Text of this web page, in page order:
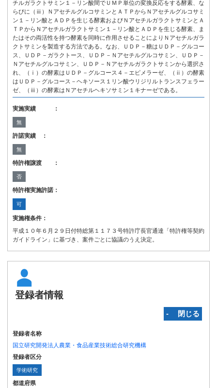
チルガラクトサミン１－リン酸間でＵＭＰ単位の変換反応をする酵素、な
らびに（ⅲ）ＮアセチルグルコサミンとＡＴＰからＮアセチルグルコサミ
ン１－リン酸とＡＤＰを生じる酵素およびＮアセチルガラクトサミンとＡ
ＴＰからＮアセチルガラクトサミン１－リン酸とＡＤＰを生じる酵素、ま
たはその両活性を持つ酵素を同時に作用させることによりＮアセチルガラ
クトサミンを製造する方法である。なお、ＵＤＰ－糖はＵＤＰ－グルコー
ス、ＵＤＰ－ガラクトース、ＵＤＰ－Ｎアセチルグルコサミン、ＵＤＰ－
Ｎアセチルグルコサミン、ＵＤＰ－Ｎアセチルガラクトサミンから選択さ
れ、（ⅰ）の酵素はＵＤＰ－グルコース４－エピメラーゼ、（ⅱ）の酵素
はＵＤＰ－グルコース－ヘキソース１リン酸ウリジリルトランスフェラー
ゼ、（ⅲ）の酵素はＮアセチルヘキソサミン１キナーゼである。
実施実績 ：
無
許諾実績 ：
無
特許権譲渡 ：
否
特許権実施許諾：
可
実施権条件：
平成１０年６月２９日付特総第１１７３号特許庁長官通達「特許権等契約
ガイドライン」に基づき、案件ごとに協議のうえ決定。
登録者情報
‐ 閉じる
登録者名称
国立研究開発法人農業・食品産業技術総合研究機構
登録者区分
学術研究
都道府県